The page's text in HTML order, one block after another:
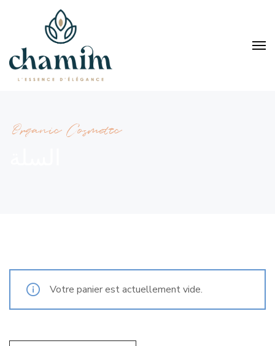
Organic Cosmetic
Votre panier est actuellement vide.